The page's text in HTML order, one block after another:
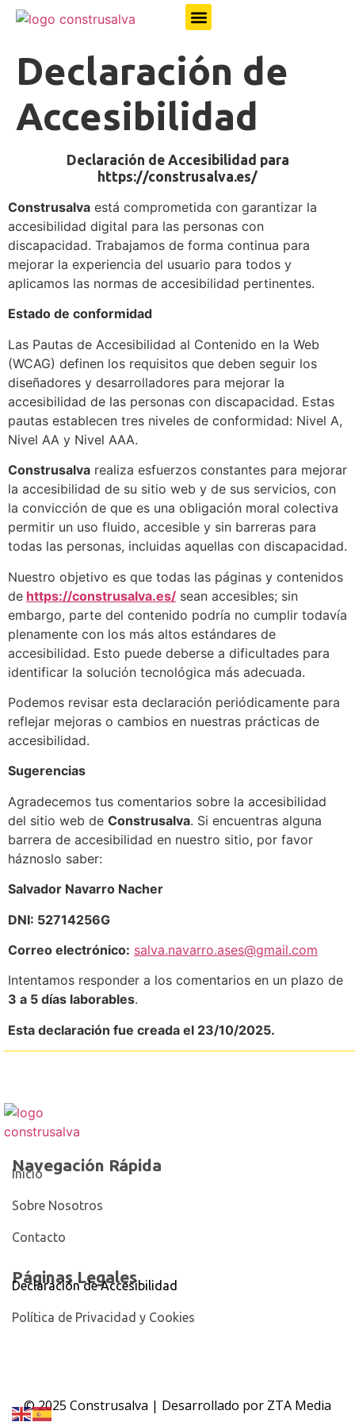
contenido
Declaración de
Accesibilidad
Declaración de Accesibilidad para
https://construsalva.es/
Construsalva está comprometida con garantizar la
accesibilidad digital para las personas con
discapacidad. Trabajamos de forma continua para
mejorar la experiencia del usuario para todos y
aplicamos las normas de accesibilidad pertinentes.
Estado de conformidad
Las Pautas de Accesibilidad al Contenido en la Web
(WCAG) definen los requisitos que deben seguir los
diseñadores y desarrolladores para mejorar la
accesibilidad de las personas con discapacidad. Estas
pautas establecen tres niveles de conformidad: Nivel A,
Nivel AA y Nivel AAA.
Construsalva realiza esfuerzos constantes para mejorar
la accesibilidad de su sitio web y de sus servicios, con
la convicción de que es una obligación moral colectiva
permitir un uso fluido, accesible y sin barreras para
todas las personas, incluidas aquellas con discapacidad.
Nuestro objetivo es que todas las páginas y contenidos
de https://construsalva.es/ sean accesibles; sin
embargo, parte del contenido podría no cumplir todavía
plenamente con los más altos estándares de
accesibilidad. Esto puede deberse a dificultades para
identificar la solución tecnológica más adecuada.
Podemos revisar esta declaración periódicamente para
reflejar mejoras o cambios en nuestras prácticas de
accesibilidad.
Sugerencias
Agradecemos tus comentarios sobre la accesibilidad
del sitio web de Construsalva. Si encuentras alguna
barrera de accesibilidad en nuestro sitio, por favor
háznoslo saber:
Salvador Navarro Nacher
DNI: 52714256G
Correo electrónico: salva.navarro.ases@gmail.com
Intentamos responder a los comentarios en un plazo de
3 a 5 días laborables.
Esta declaración fue creada el 23/10/2025.
Navegación Rápida
Inicio
Sobre Nosotros
Contacto
Páginas Legales
Declaración de Accesibilidad
Política de Privacidad y Cookies
© 2025 Construsalva | Desarrollado por ZTA Media